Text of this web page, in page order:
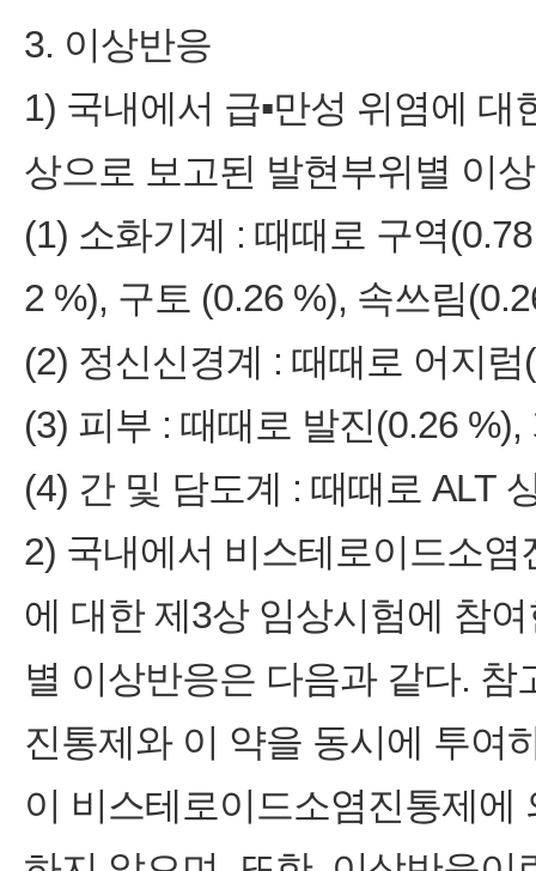
3. 이상반응
1) 국내에서 급▪만성 위염에
상으로 보고된 발현부위별 이
(1) 소화기계 : 때때로 구역
2 %), 구토 (0.26 %), 속쓰림
(2) 정신신경계 : 때때로 어지
(3) 피부 : 때때로 발진(0.26
(4) 간 및 담도계 : 때때로 ALT
2) 국내에서 비스테로이드소
에 대한 제3상 임상시험에 참
별 이상반응은 다음과 같다.
진통제와 이 약을 동시에 투여
이 비스테로이드소염진통제에